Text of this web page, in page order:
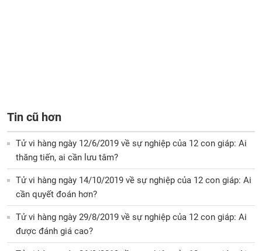
Tin cũ hơn
Tử vi hàng ngày 12/6/2019 về sự nghiệp của 12 con giáp: Ai
thăng tiến, ai cần lưu tâm?
Tử vi hàng ngày 14/10/2019 về sự nghiệp của 12 con giáp: Ai
cần quyết đoán hơn?
Tử vi hàng ngày 29/8/2019 về sự nghiệp của 12 con giáp: Ai
được đánh giá cao?